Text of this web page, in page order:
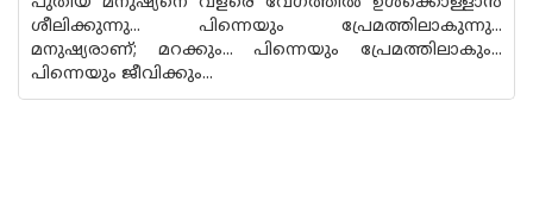
ശീലിക്കുന്നു... പിന്നെയും പ്രേമത്തിലാകുന്നു...
മനുഷ്യരാണ്; മറക്കും... പിന്നെയും പ്രേമത്തിലാകും...
പിന്നെയും ജീവിക്കും...